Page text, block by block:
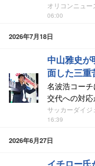
オリコンニュー
06:00
2026年7月18日
中山雅史が
面した三重
名波浩コー
交代への対
サッカーダイジ
16:39
2026年6月27日